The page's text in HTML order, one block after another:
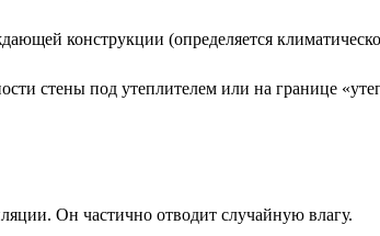
конструкции (определяется
стены под утеплителем или на границе
Он частично отводит случайную влагу.